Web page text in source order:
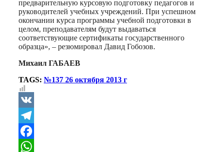
предварительную курсовую подготовку педагогов и
руководителей учебных учреждений. При успешном
окончании курса программы учебной подготовки в
целом, преподавателям будут выдаваться
соответствующие сертификаты государственного
образца», – резюмировал Давид Гобозов.
Михаил ГАБАЕВ
TAGS: №137 26 октября 2013 г
VK
Telegram
Facebook